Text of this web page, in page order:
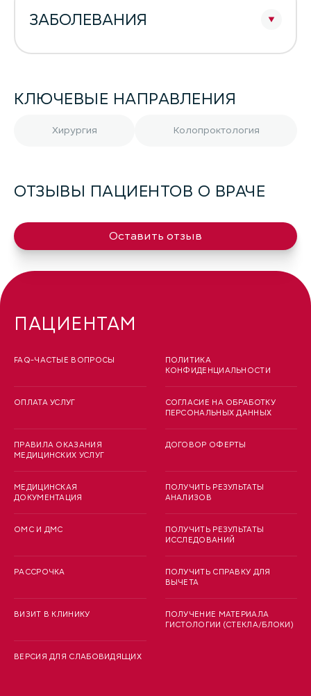
ЗАБОЛЕВАНИЯ
КЛЮЧЕВЫЕ НАПРАВЛЕНИЯ
Хирургия Колопроктология
ОТЗЫВЫ ПАЦИЕНТОВ О ВРАЧЕ
Оставить отзыв
ПАЦИЕНТАМ
FAQ-ЧАСТЫЕ ВОПРОСЫ
ОПЛАТА УСЛУГ
ПРАВИЛА ОКАЗАНИЯ
МЕДИЦИНСКИХ УСЛУГ
МЕДИЦИНСКАЯ
ДОКУМЕНТАЦИЯ
ОМС И ДМС
РАССРОЧКА
ВИЗИТ В КЛИНИКУ
ВЕРСИЯ ДЛЯ СЛАБОВИДЯЩИХ
ПОЛИТИКА
КОНФИДЕНЦИАЛЬНОСТИ
СОГЛАСИЕ НА ОБРАБОТКУ
ПЕРСОНАЛЬНЫХ ДАННЫХ
ДОГОВОР ОФЕРТЫ
ПОЛУЧИТЬ РЕЗУЛЬТАТЫ
АНАЛИЗОВ
ПОЛУЧИТЬ РЕЗУЛЬТАТЫ
ИССЛЕДОВАНИЙ
ПОЛУЧИТЬ СПРАВКУ ДЛЯ
ВЫЧЕТА
ПОЛУЧЕНИЕ МАТЕРИАЛА
ГИСТОЛОГИИ (СТЕКЛА/БЛОКИ)